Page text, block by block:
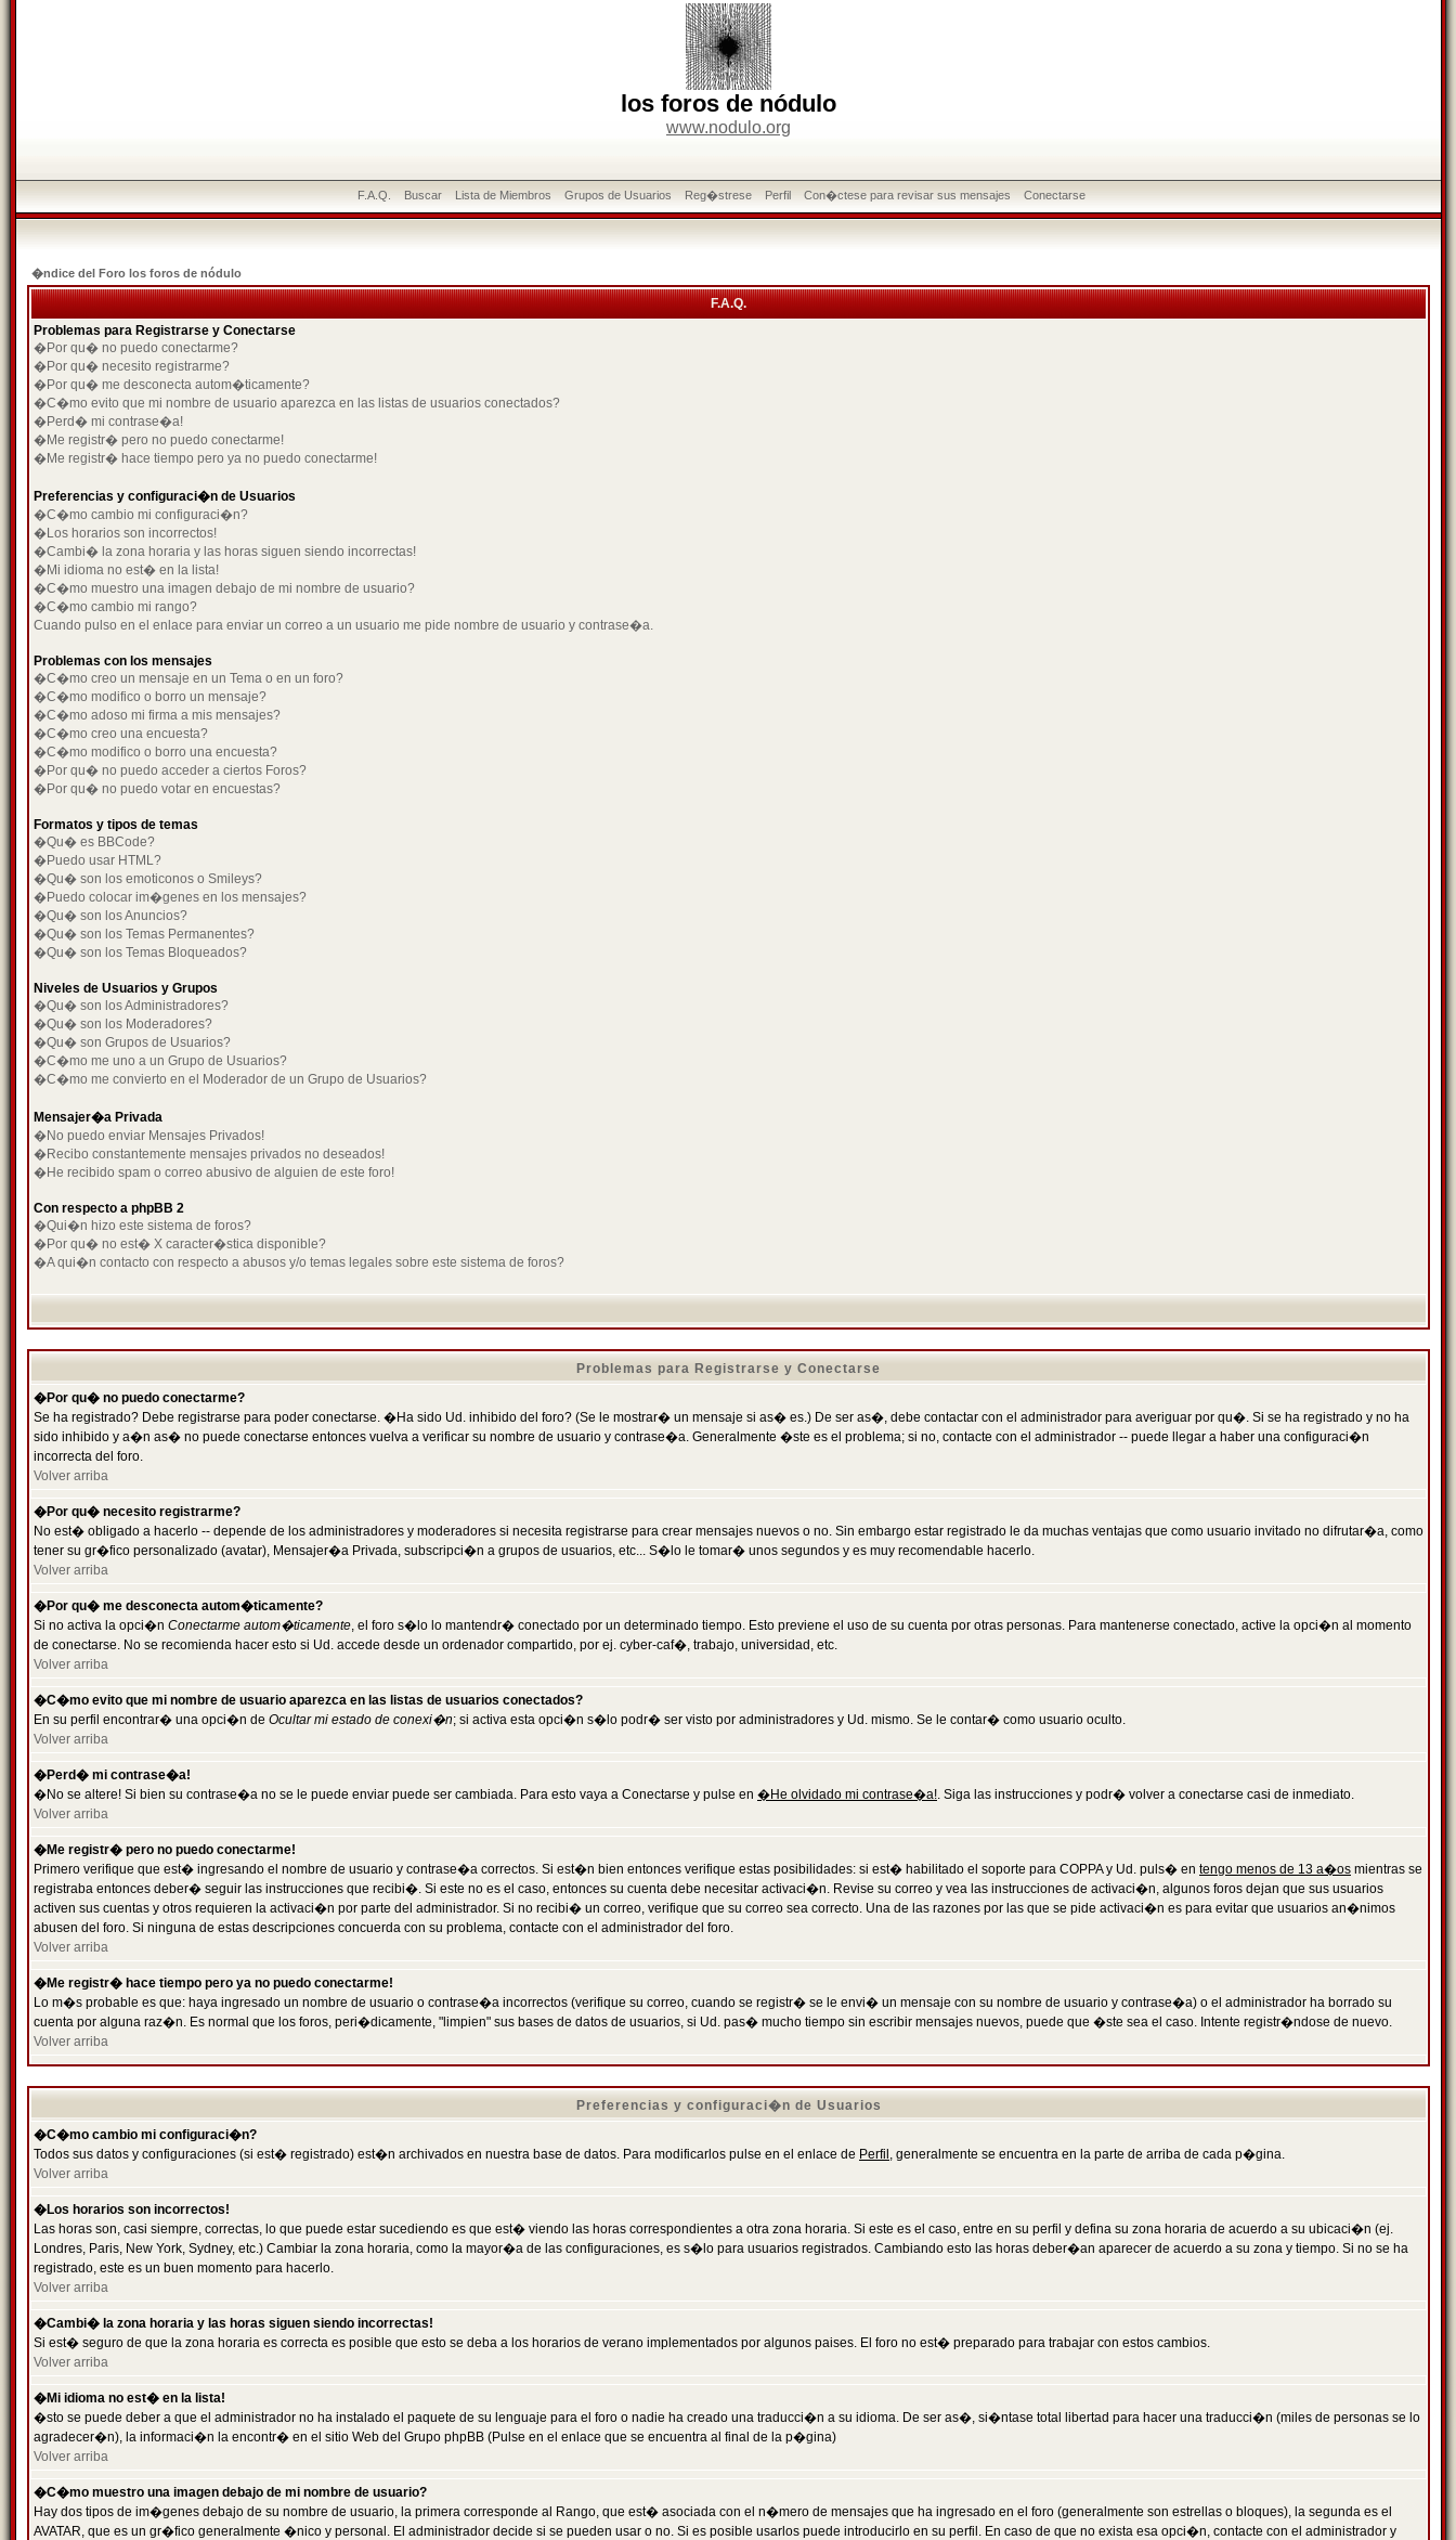
los foros de nódulo
www.nodulo.org
F.A.Q. Buscar Lista de Miembros Grupos de Usuarios Reg�strese Perfil Con�ctese para revisar sus mensajes Conectarse
�ndice del Foro los foros de nódulo
F.A.Q.
Problemas para Registrarse y Conectarse
�Por qu� no puedo conectarme?
�Por qu� necesito registrarme?
�Por qu� me desconecta autom�ticamente?
�C�mo evito que mi nombre de usuario aparezca en las listas de usuarios conectados?
�Perd� mi contrase�a!
�Me registr� pero no puedo conectarme!
�Me registr� hace tiempo pero ya no puedo conectarme!
Preferencias y configuraci�n de Usuarios
�C�mo cambio mi configuraci�n?
�Los horarios son incorrectos!
�Cambi� la zona horaria y las horas siguen siendo incorrectas!
�Mi idioma no est� en la lista!
�C�mo muestro una imagen debajo de mi nombre de usuario?
�C�mo cambio mi rango?
Cuando pulso en el enlace para enviar un correo a un usuario me pide nombre de usuario y contrase�a.
Problemas con los mensajes
�C�mo creo un mensaje en un Tema o en un foro?
�C�mo modifico o borro un mensaje?
�C�mo adoso mi firma a mis mensajes?
�C�mo creo una encuesta?
�C�mo modifico o borro una encuesta?
�Por qu� no puedo acceder a ciertos Foros?
�Por qu� no puedo votar en encuestas?
Formatos y tipos de temas
�Qu� es BBCode?
�Puedo usar HTML?
�Qu� son los emoticonos o Smileys?
�Puedo colocar im�genes en los mensajes?
�Qu� son los Anuncios?
�Qu� son los Temas Permanentes?
�Qu� son los Temas Bloqueados?
Niveles de Usuarios y Grupos
�Qu� son los Administradores?
�Qu� son los Moderadores?
�Qu� son Grupos de Usuarios?
�C�mo me uno a un Grupo de Usuarios?
�C�mo me convierto en el Moderador de un Grupo de Usuarios?
Mensajer�a Privada
�No puedo enviar Mensajes Privados!
�Recibo constantemente mensajes privados no deseados!
�He recibido spam o correo abusivo de alguien de este foro!
Con respecto a phpBB 2
�Qui�n hizo este sistema de foros?
�Por qu� no est� X caracter�stica disponible?
�A qui�n contacto con respecto a abusos y/o temas legales sobre este sistema de foros?
Problemas para Registrarse y Conectarse
�Por qu� no puedo conectarme?
Se ha registrado? Debe registrarse para poder conectarse. �Ha sido Ud. inhibido del foro? (Se le mostrar� un mensaje si as� es.) De ser as�, debe contactar con el administrador para averiguar por qu�. Si se ha registrado y no ha
sido inhibido y a�n as� no puede conectarse entonces vuelva a verificar su nombre de usuario y contrase�a. Generalmente �ste es el problema; si no, contacte con el administrador -- puede llegar a haber una configuraci�n
incorrecta del foro.
Volver arriba
�Por qu� necesito registrarme?
No est� obligado a hacerlo -- depende de los administradores y moderadores si necesita registrarse para crear mensajes nuevos o no. Sin embargo estar registrado le da muchas ventajas que como usuario invitado no difrutar�a, como
tener su gr�fico personalizado (avatar), Mensajer�a Privada, subscripci�n a grupos de usuarios, etc... S�lo le tomar� unos segundos y es muy recomendable hacerlo.
Volver arriba
�Por qu� me desconecta autom�ticamente?
Si no activa la opci�n Conectarme autom�ticamente, el foro s�lo lo mantendr� conectado por un determinado tiempo. Esto previene el uso de su cuenta por otras personas. Para mantenerse conectado, active la opci�n al momento
de conectarse. No se recomienda hacer esto si Ud. accede desde un ordenador compartido, por ej. cyber-caf�, trabajo, universidad, etc.
Volver arriba
�C�mo evito que mi nombre de usuario aparezca en las listas de usuarios conectados?
En su perfil encontrar� una opci�n de Ocultar mi estado de conexi�n; si activa esta opci�n s�lo podr� ser visto por administradores y Ud. mismo. Se le contar� como usuario oculto.
Volver arriba
�Perd� mi contrase�a!
�No se altere! Si bien su contrase�a no se le puede enviar puede ser cambiada. Para esto vaya a Conectarse y pulse en �He olvidado mi contrase�a!. Siga las instrucciones y podr� volver a conectarse casi de inmediato.
Volver arriba
�Me registr� pero no puedo conectarme!
Primero verifique que est� ingresando el nombre de usuario y contrase�a correctos. Si est�n bien entonces verifique estas posibilidades: si est� habilitado el soporte para COPPA y Ud. puls� en tengo menos de 13 a�os mientras se
registraba entonces deber� seguir las instrucciones que recibi�. Si este no es el caso, entonces su cuenta debe necesitar activaci�n. Revise su correo y vea las instrucciones de activaci�n, algunos foros dejan que sus usuarios
activen sus cuentas y otros requieren la activaci�n por parte del administrador. Si no recibi� un correo, verifique que su correo sea correcto. Una de las razones por las que se pide activaci�n es para evitar que usuarios an�nimos
abusen del foro. Si ninguna de estas descripciones concuerda con su problema, contacte con el administrador del foro.
Volver arriba
�Me registr� hace tiempo pero ya no puedo conectarme!
Lo m�s probable es que: haya ingresado un nombre de usuario o contrase�a incorrectos (verifique su correo, cuando se registr� se le envi� un mensaje con su nombre de usuario y contrase�a) o el administrador ha borrado su
cuenta por alguna raz�n. Es normal que los foros, peri�dicamente, "limpien" sus bases de datos de usuarios, si Ud. pas� mucho tiempo sin escribir mensajes nuevos, puede que �ste sea el caso. Intente registr�ndose de nuevo.
Volver arriba
Preferencias y configuraci�n de Usuarios
�C�mo cambio mi configuraci�n?
Todos sus datos y configuraciones (si est� registrado) est�n archivados en nuestra base de datos. Para modificarlos pulse en el enlace de Perfil , generalmente se encuentra en la parte de arriba de cada p�gina.
Volver arriba
�Los horarios son incorrectos!
Las horas son, casi siempre, correctas, lo que puede estar sucediendo es que est� viendo las horas correspondientes a otra zona horaria. Si este es el caso, entre en su perfil y defina su zona horaria de acuerdo a su ubicaci�n (ej.
Londres, Paris, New York, Sydney, etc.) Cambiar la zona horaria, como la mayor�a de las configuraciones, es s�lo para usuarios registrados. Cambiando esto las horas deber�an aparecer de acuerdo a su zona y tiempo. Si no se ha
registrado, este es un buen momento para hacerlo.
Volver arriba
�Cambi� la zona horaria y las horas siguen siendo incorrectas!
Si est� seguro de que la zona horaria es correcta es posible que esto se deba a los horarios de verano implementados por algunos paises. El foro no est� preparado para trabajar con estos cambios.
Volver arriba
�Mi idioma no est� en la lista!
�sto se puede deber a que el administrador no ha instalado el paquete de su lenguaje para el foro o nadie ha creado una traducci�n a su idioma. De ser as�, si�ntase total libertad para hacer una traducci�n (miles de personas se lo
agradecer�n), la informaci�n la encontr� en el sitio Web del Grupo phpBB (Pulse en el enlace que se encuentra al final de la p�gina)
Volver arriba
�C�mo muestro una imagen debajo de mi nombre de usuario?
Hay dos tipos de im�genes debajo de su nombre de usuario, la primera corresponde al Rango, que est� asociada con el n�mero de mensajes que ha ingresado en el foro (generalmente son estrellas o bloques), la segunda es el
AVATAR, que es un gr�fico generalmente �nico y personal. El administrador decide si se pueden usar o no. Si es posible usarlos puede introducirlo en su perfil. En caso de que no exista esa opci�n, contacte con el administrador y